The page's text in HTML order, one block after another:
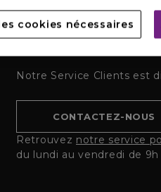
Notre Service Clients est
CONTACTEZ-NOUS
Retrouvez notre service
du lundi au vendredi de 9h
cookies nécessaires